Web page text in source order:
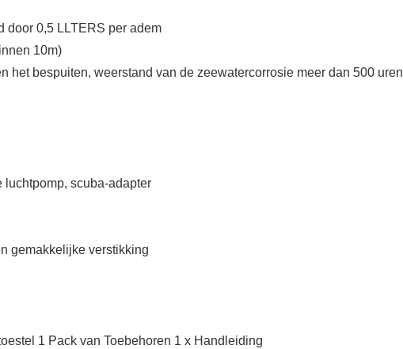
door 0,5 LLTERS per adem
10m)
het bespuiten, weerstand van de zeewatercorrosie meer dan 500 uren
luchtpomp, scuba-adapter
gemakkelijke verstikking
1 Pack van Toebehoren 1 x Handleiding